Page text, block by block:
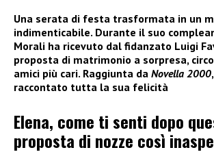
Una serata di festa trasformata in un
indimenticabile. Durante il suo
Morali ha ricevuto dal fidanzato Luigi
proposta di matrimonio a sorpresa,
amici più cari. Raggiunta da Novella 2000
raccontato tutta la sua felicità
Elena, come ti senti dopo
proposta di nozze così